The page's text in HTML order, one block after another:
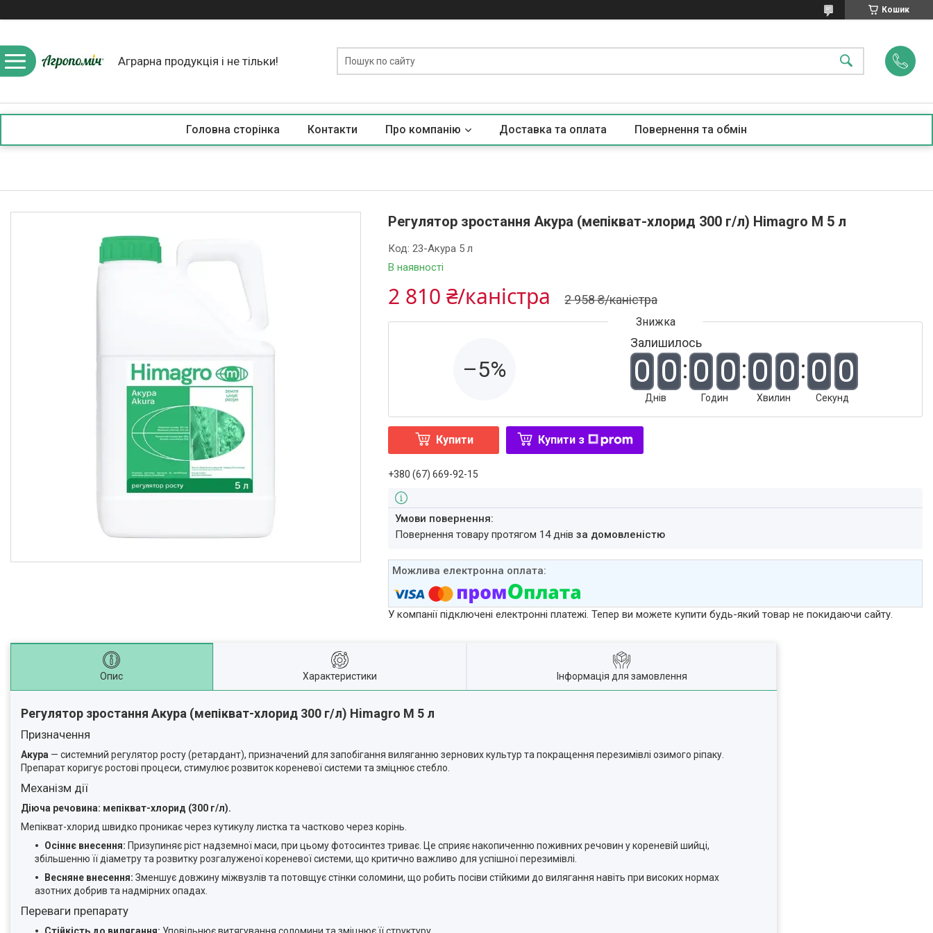
Кошик
Аграрна продукція і не тільки!
Головна сторінка Контакти Про компанію Доставка та оплата Повернення та обмін
Регулятор зростання Акура (мепікват-хлорид 300 г/л) Himagro M 5 л
В наявності
Код:23-Акура 5 л
2 958 ₴/каністра
2 810 ₴/каністра
–5%
Залишилось
0 0
Днів
0 0
Годин
0 0
Хвилин
0 0
Секунд
Купити Купити з
+380 (67) 669-92-15
повернення товару протягом 14 днівза домовленістю
У компанії підключені електронні платежі. Тепер ви можете купити будь-який товар не покидаючи сайту.
Опис Характеристики Інформація для замовлення
Регулятор зростання Акура (мепікват-хлорид 300 г/л) Himagro M 5 л
Призначення
Акура — системний регулятор росту (ретардант), призначений для запобігання виляганню зернових культур та покращення перезимівлі озимого ріпаку.
Препарат коригує ростові процеси, стимулює розвиток кореневої системи та зміцнює стебло.
Механізм дії
Діюча речовина: мепікват-хлорид (300 г/л).
Мепікват-хлорид швидко проникає через кутикулу листка та частково через корінь.
Осіннє внесення: Призупиняє ріст надземної маси, при цьому фотосинтез триває. Це сприяє накопиченню поживних речовин у кореневій шийці,
збільшенню її діаметру та розвитку розгалуженої кореневої системи, що критично важливо для успішної перезимівлі.
Весняне внесення: Зменшує довжину міжвузлів та потовщує стінки соломини, що робить посіви стійкими до вилягання навіть при високих нормах
азотних добрив та надмірних опадах.
Переваги препарату